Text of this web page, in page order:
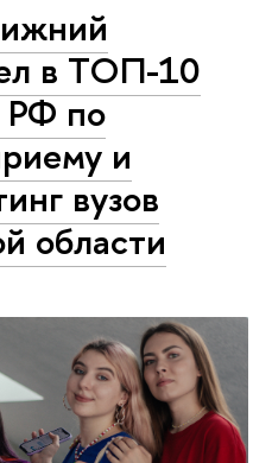
в ТОП-10
РФ по
и
вузов
области